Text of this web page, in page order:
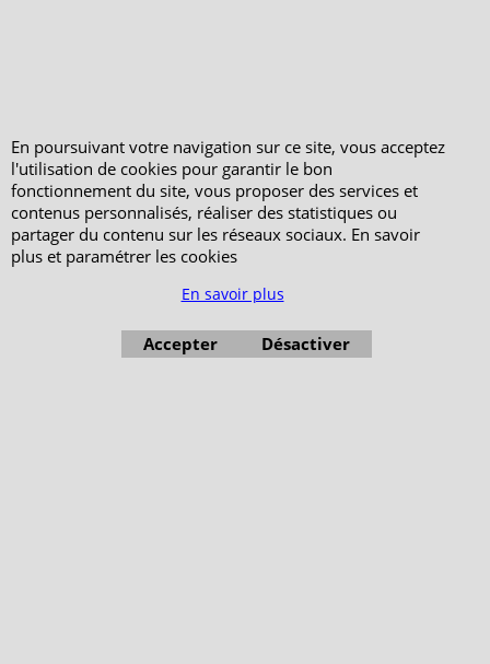
PeterandClo
Votre Commande
Votre Espace Adhérent
En poursuivant votre navigation sur ce site, vous acceptez
l'utilisation de cookies pour garantir le bon
fonctionnement du site, vous proposer des services et
contenus personnalisés, réaliser des statistiques ou
partager du contenu sur les réseaux sociaux. En savoir
plus et paramétrer les cookies
En savoir plus
Accepter Désactiver